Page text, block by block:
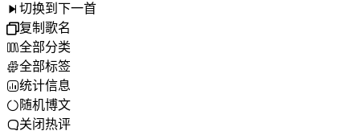
切换到下一首
复制歌名
全部分类
全部标签
统计信息
随机博文
关闭热评